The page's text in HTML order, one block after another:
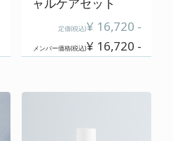
ャルケアセット
定価(税込)¥ 16,720 -
メンバー価格(税込)¥ 16,720 -